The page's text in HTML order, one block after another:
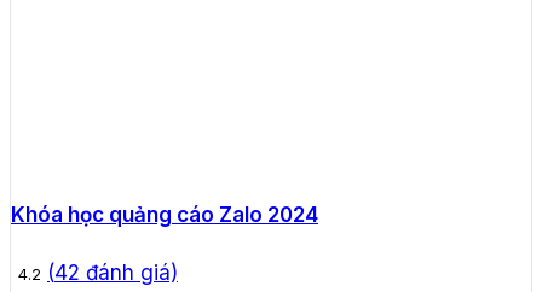
Khóa học quảng cáo Zalo 2024
4.2 (42 đánh giá)